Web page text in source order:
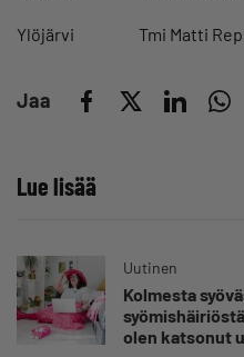
Ylöjärvi Tmi Matti
Jaa
Lue lisää
Uutinen
Kolmesta
olen katsonut